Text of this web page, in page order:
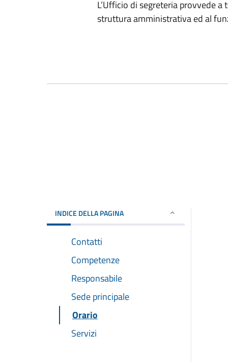
L’Ufficio di segreteria provvede
struttura amministrativa ed al
INDICE DELLA PAGINA
Contatti
Competenze
Responsabile
Sede principale
Orario
Servizi